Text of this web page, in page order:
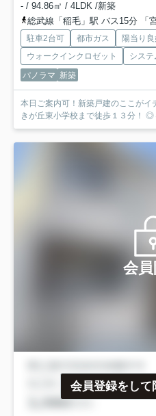
- / 94.86㎡ / 4LDK /新築
総武線「稲毛」駅 バス15分 「
駐車2台可 都市ガス 陽当り
ウォークインクロゼット
システ
パノラマ 新築
本日ご案内可！新築戸建のここが
きが丘東小学校まで徒歩１３分！ ◎
会
会員登録をして